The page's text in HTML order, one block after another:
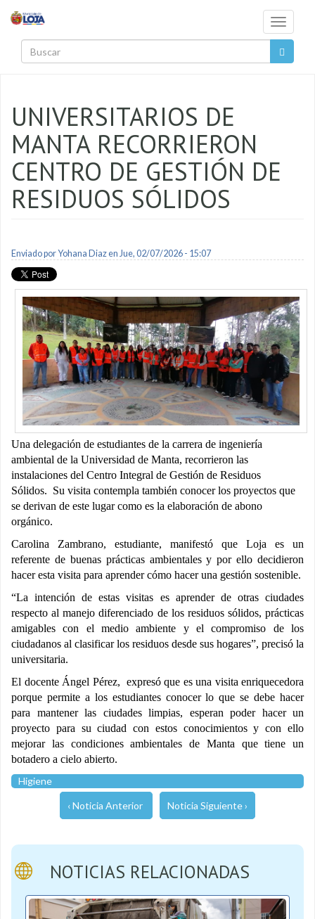
Toggle
UNIVERSITARIOS DE
MANTA RECORRIERON
CENTRO DE GESTIÓN DE
RESIDUOS SÓLIDOS
Enviado porYohana Diazen Jue, 02/07/2026 - 15:07
Una delegación de estudiantes de la carrera de ingeniería
ambiental de la Universidad de Manta, recorrieron las
instalaciones del Centro Integral de Gestión de Residuos
Sólidos. Su visita contempla también conocer los proyectos que
se derivan de este lugar como es la elaboración de abono
orgánico.
Carolina Zambrano, estudiante, manifestó que Loja es un
referente de buenas prácticas ambientales y por ello decidieron
hacer esta visita para aprender cómo hacer una gestión sostenible.
“La intención de estas visitas es aprender de otras ciudades
respecto al manejo diferenciado de los residuos sólidos, prácticas
amigables con el medio ambiente y el compromiso de los
ciudadanos al clasificar los residuos desde sus hogares”, precisó la
universitaria.
El docente Ángel Pérez, expresó que es una visita enriquecedora
porque permite a los estudiantes conocer lo que se debe hacer
para mantener las ciudades limpias, esperan poder hacer un
proyecto para su ciudad con estos conocimientos y con ello
mejorar las condiciones ambientales de Manta que tiene un
botadero a cielo abierto.
Higiene
‹ Noticia Anterior Noticia Siguiente ›
NOTICIAS RELACIONADAS